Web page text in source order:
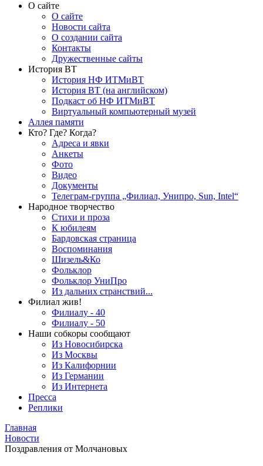
О сайте
О сайте
Новости сайта
О создании сайта
Контакты
Дружественные сайты
История ВТ
История НФ ИТМиВТ
История ВТ (на английском)
Подкаст об НФ ИТМиВТ
Виртуальный компьютерный музей
Аллея памяти
Кто? Где? Когда?
Адреса и явки
Анкеты
Фото
Видео
Документы
Телеграм-группа „Филиал, Унипро, Sun, Intel“
Народное творчество
Стихи и проза
К юбилеям
Бардовская страница
Воспоминания
Шизель&Ко
Фольклор
Фольклор УниПро
Из дальних странствий...
Филиал жив!
Филиалу - 40
Филиалу - 50
Наши собкоры сообщают
Из Новосибирска
Из Москвы
Из Калифорнии
Из Германии
Из Интернета
Пресса
Реплики
Главная
Новости
Поздравления от Молчановых